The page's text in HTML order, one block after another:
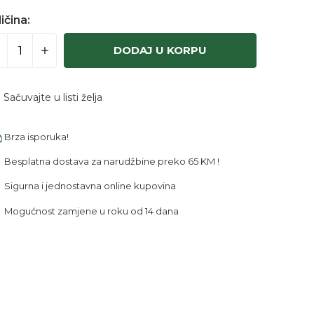
DODAJ U KORPU
Sačuvajte u listi želja
Brza isporuka!
Besplatna dostava za narudžbine preko 65 KM !
Sigurna i jednostavna online kupovina
Mogućnost zamjene u roku od 14 dana